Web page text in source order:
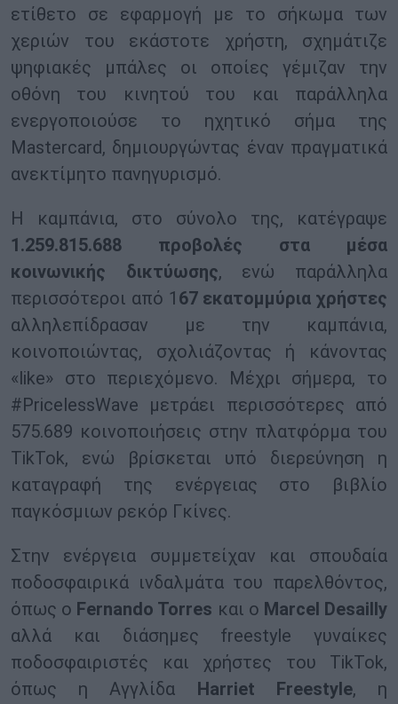
ετίθετο σε εφαρμογή με το σήκωμα των
χεριών του εκάστοτε χρήστη, σχημάτιζε
ψηφιακές μπάλες οι οποίες γέμιζαν την
οθόνη του κινητού του και παράλληλα
ενεργοποιούσε το ηχητικό σήμα της
Mastercard, δημιουργώντας έναν πραγματικά
ανεκτίμητο πανηγυρισμό.
Η καμπάνια, στο σύνολο της, κατέγραψε
1.259.815.688 προβολές στα μέσα
κοινωνικής δικτύωσης, ενώ παράλληλα
περισσότεροι από 1 67 εκατομμύρια χρήστες
αλληλεπίδρασαν με την καμπάνια,
κοινοποιώντας, σχολιάζοντας ή κάνοντας
«like» στο περιεχόμενο. Μέχρι σήμερα, το
#PricelessWave μετράει περισσότερες από
575.689 κοινοποιήσεις στην πλατφόρμα του
TikTok, ενώ βρίσκεται υπό διερεύνηση η
καταγραφή της ενέργειας στο βιβλίο
παγκόσμιων ρεκόρ Γκίνες.
Στην ενέργεια συμμετείχαν και σπουδαία
ποδοσφαιρικά ινδαλμάτα του παρελθόντος,
όπως ο Fernando Torres και ο Marcel Desailly
αλλά και διάσημες freestyle γυναίκες
ποδοσφαιριστές και χρήστες του TikTok,
όπως η Αγγλίδα
Harriet Freestyle, η